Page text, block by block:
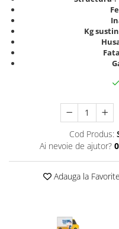
Top saltele 10 cm
Top saltele memory 5 cm
Top saltele MemoHR 6.5 cm
Saltele ieftine
Scaune manager
Mobilier bucatarie
Mese bucatarie
Scaune pentru bucatarie
Suporturi si rafturi pantofi
Pantofare
Suport pentru umerase
Kg
Cod Produs:
Ai nevoie de ajutor?
Adauga la Favorite